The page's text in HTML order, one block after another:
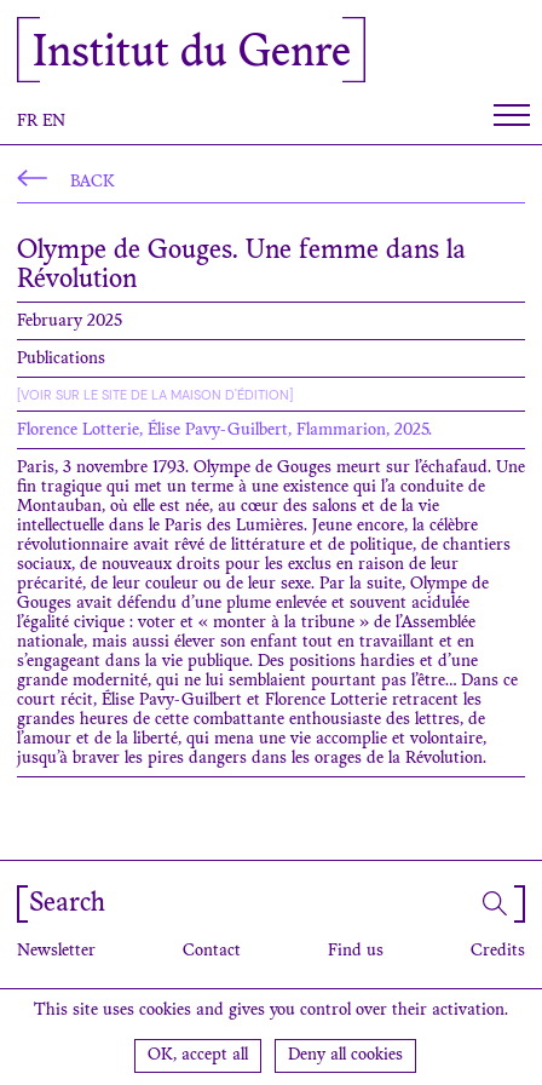
Institut du Genre
FR EN
BACK
Olympe de Gouges. Une femme dans la
Révolution
February 2025
Publications
[VOIR SUR LE SITE DE LA MAISON D'ÉDITION]
Florence Lotterie, Élise Pavy-Guilbert, Flammarion, 2025.
Paris, 3 novembre 1793. Olympe de Gouges meurt sur l’échafaud. Une
fin tragique qui met un terme à une existence qui l’a conduite de
Montauban, où elle est née, au cœur des salons et de la vie
intellectuelle dans le Paris des Lumières. Jeune encore, la célèbre
révolutionnaire avait rêvé de littérature et de politique, de chantiers
sociaux, de nouveaux droits pour les exclus en raison de leur
précarité, de leur couleur ou de leur sexe. Par la suite, Olympe de
Gouges avait défendu d’une plume enlevée et souvent acidulée
l’égalité civique : voter et « monter à la tribune » de l’Assemblée
nationale, mais aussi élever son enfant tout en travaillant et en
s’engageant dans la vie publique. Des positions hardies et d’une
grande modernité, qui ne lui semblaient pourtant pas l’être… Dans ce
court récit, Élise Pavy-Guilbert et Florence Lotterie retracent les
grandes heures de cette combattante enthousiaste des lettres, de
l’amour et de la liberté, qui mena une vie accomplie et volontaire,
jusqu’à braver les pires dangers dans les orages de la Révolution.
Search
Newsletter Contact Find us Credits
This site uses cookies and gives you control over their activation.
OK, accept all Deny all cookies